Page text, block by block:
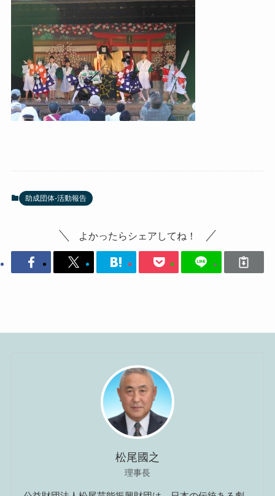
助成団体-活動報告
よかったらシェアしてね！
松尾國之
理事長